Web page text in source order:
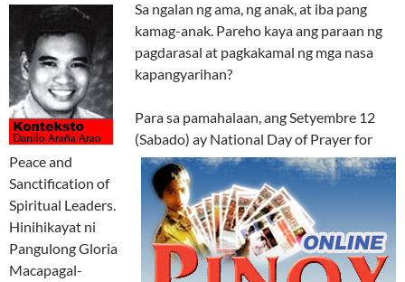
Sa ngalan ng ama, ng anak, at iba pang
kamag-anak. Pareho kaya ang paraan ng
pagdarasal at pagkakamal ng mga nasa
kapangyarihan?
Para sa pamahalaan, ang Setyembre 12
(Sabado) ay National Day of Prayer for
Peace and
Sanctification of
Spiritual Leaders.
Hinihikayat ni
Pangulong Gloria
Macapagal-